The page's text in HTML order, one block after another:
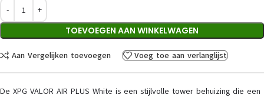
TOEVOEGEN AAN WINKELWAGEN
Aan Vergelijken toevoegen Voeg toe aan verlanglijst
De XPG VALOR AIR PLUS White is een stijlvolle tower behuizing die een